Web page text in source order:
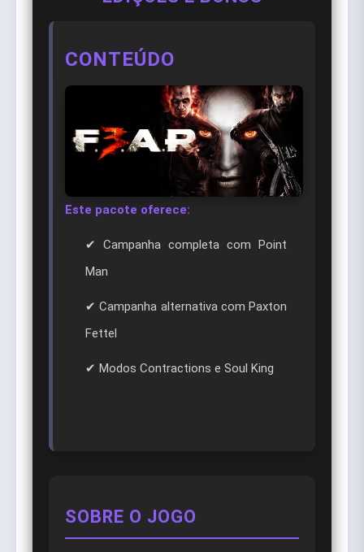
CONTEÚDO
Este pacote oferece:
✔ Campanha completa com Point
Man
✔ Campanha alternativa com Paxton
Fettel
✔ Modos Contractions e Soul King
SOBRE O JOGO